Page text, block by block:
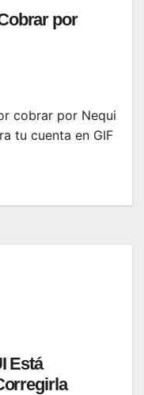
por
cobrar por Nequi
tu cuenta en GIF
Está